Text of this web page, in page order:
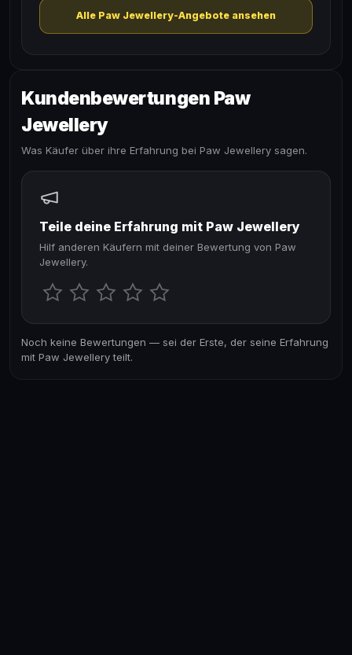
Alle Paw Jewellery-Angebote ansehen
Kundenbewertungen Paw
Jewellery
Was Käufer über ihre Erfahrung bei Paw Jewellery sagen.
Teile deine Erfahrung mit Paw Jewellery
Hilf anderen Käufern mit deiner Bewertung von Paw
Jewellery.
Noch keine Bewertungen — sei der Erste, der seine Erfahrung
mit Paw Jewellery teilt.